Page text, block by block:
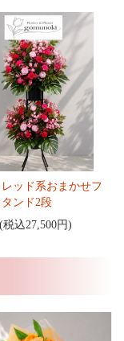
ッド系おまかせフ
ンド2段
税込27,500円)